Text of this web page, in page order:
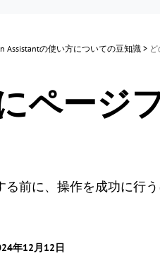
Assistantの使い方についての豆知識>
ページ
る前に、操作を成功に行
年12月12日